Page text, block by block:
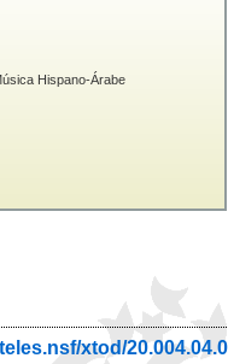
Hispano-Árabe
xtod/